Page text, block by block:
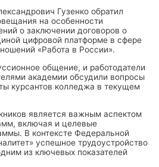
Гузенко обратил
на особенности
о заключении договоров о
цифровой платформе в сфере
«Работа в России».
общение, и работодатели
академии обсудили вопросы
курсантов колледжа в текущем
является важным аспектом
включая и целевые
В контексте Федеральной
успешное трудоустройство
из ключевых показателей